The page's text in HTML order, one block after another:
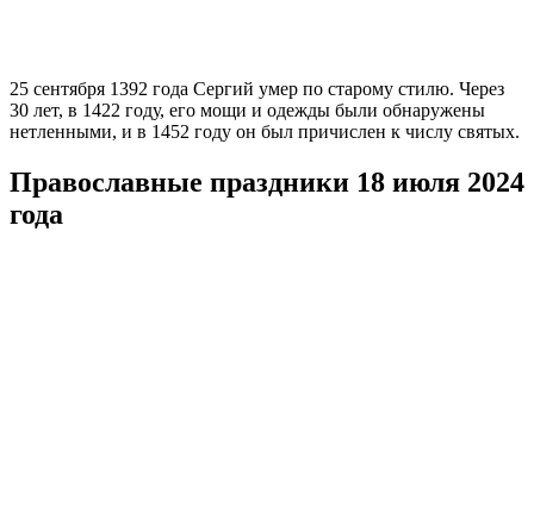
25 сентября 1392 года Сергий умер по старому стилю. Через
30 лет, в 1422 году, его мощи и одежды были обнаружены
нетленными, и в 1452 году он был причислен к числу святых.
Православные праздники 18 июля 2024
года